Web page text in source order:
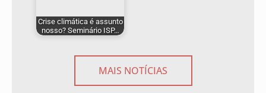
Crise climática é assunto
nosso? Seminário ISP…
MAIS NOTÍCIAS